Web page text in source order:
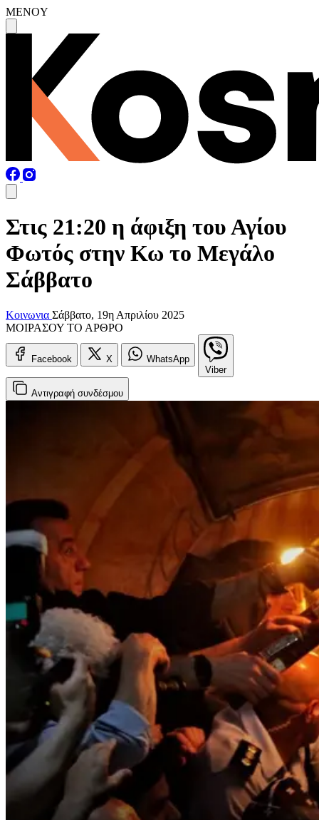
MENOY
Στις 21:20 η άφιξη του Αγίου
Φωτός στην Κω το Μεγάλο
Σάββατο
Κοινωνια Σάββατο, 19η Απριλίου 2025
ΜΟΙΡΑΣΟΥ ΤΟ ΑΡΘΡΟ
Facebook X
WhatsApp
Viber
Αντιγραφή συνδέσμου